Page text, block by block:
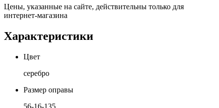
Цены, указанные на сайте, действительны только для
интернет-магазина
Характеристики
Цвет
серебро
Размер оправы
56-16-135